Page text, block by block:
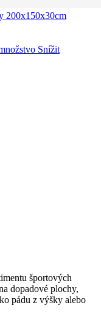
200x150x30cm
Snížit
športových
dopadové plochy,
pádu z výšky alebo